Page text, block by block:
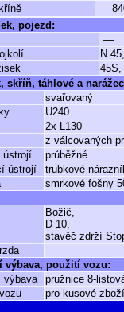
pojezd:
—
N
45S,
skříň, táhlové a
svařovaný
U240
2x L130
z válcovaných
ústrojí
průběžné
ústrojí
trubkové
smrkové fošny
Božič,
D 10,
stavěč zdrží
výbava, použití vozu:
výbava
pružnice 8-
pro kusové